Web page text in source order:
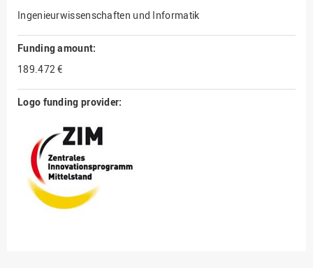
Ingenieurwissenschaften und Informatik
Funding amount:
189.472 €
Logo funding provider: